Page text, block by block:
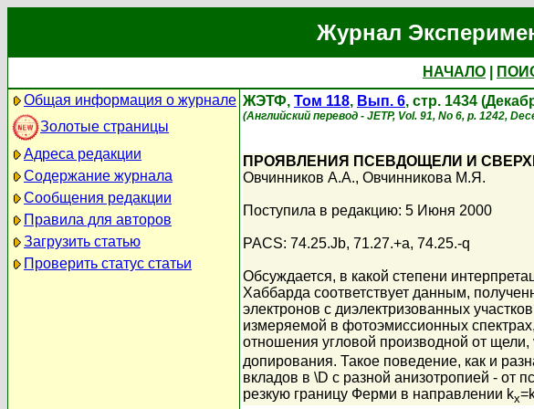
Журнал
НАЧАЛО
Общая информация о журнале
Золотые страницы
Адреса редакции
Содержание журнала
Сообщения редакции
Правила для авторов
Загрузить статью
Проверить статус статьи
ЖЭТФ, Том 118, Вып. 6, стр. 1434
(Английский перевод - JETP, Vol. 91, No 6, p. 1242,
ПРОЯВЛЕНИЯ ПСЕВДОЩЕЛИ И
Овчинников А.А., Овчинникова М.Я.
Поступила в редакцию: 5 Июня 2000
PACS: 74.25.Jb, 71.27.+a, 74.25.-q
Обсуждается, в какой степени
Хаббарда соответствует данным,
электронов с диэлектризованных
измеряемой в фотоэмиссионных
отношения угловой производной от щели,
допирования. Такое поведение, как и
вкладов в \D с разной анизотропией -
резкую границу Ферми в направлении kx